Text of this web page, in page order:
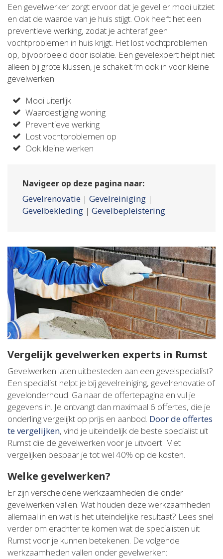
Een gevelwerker zorgt ervoor dat je gevel er mooi uitziet
en dat de waarde van je huis stijgt. Ook heeft het een
preventieve werking, zodat je achteraf geen
vochtproblemen in huis krijgt. Het lost vochtproblemen
op, bijvoorbeeld door isolatie. Een gevelexpert helpt niet
alleen bij grote klussen, je schakelt ‘m ook in voor kleine
gevelwerken.
Mooi uiterlijk
Waardestijging woning
Preventieve werking
Lost vochtproblemen op
Ook kleine werken
Navigeer op deze pagina naar:
Gevelrenovatie | Gevelreiniging |
Gevelbekleding | Gevelbepleistering
Vergelijk gevelwerken experts in Rumst
Gevelwerken laten uitbesteden aan een gevelspecialist?
Een specialist helpt je bij gevelreiniging, gevelrenovatie of
gevelonderhoud. Ga naar de offertepagina en vul je
gegevens in. Je ontvangt dan maximaal 6 offertes, die je
onderling vergelijkt op prijs en aanbod. Door de offertes
te vergelijken, vind je uiteindelijk de beste specialist uit
Rumst die de gevelwerken voor je uitvoert. Met
vergelijken bespaar je tot wel 40% op de kosten.
Welke gevelwerken?
Er zijn verscheidene werkzaamheden die onder
gevelwerken vallen. Wat houden deze werkzaamheden
allemaal in en wat is het uiteindelijke resultaat? Lees snel
verder om erachter te komen wat de specialisten uit
Rumst voor je kunnen betekenen. De volgende
werkzaamheden vallen onder gevelwerken: